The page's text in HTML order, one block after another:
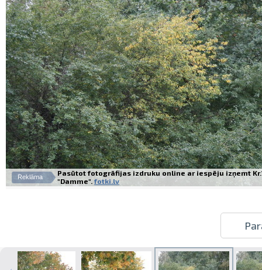
Reklāma
Pasūtot fotogrāfijas izdruku online ar iespēju izņemt
"Damme". fotki.lv